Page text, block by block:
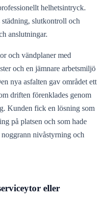
helhetsintryck.
slutkontroll och
anslutningar.
och vändplaner med
och en jämnare arbetsmiljö
nya asfalten gav området ett
driften förenklades genom
Kunden fick en lösning som
på platsen och som hade
nivåstyrning och
eller